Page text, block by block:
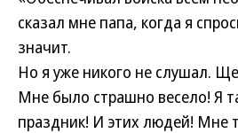
сказал мне папа, когда я
значит.
Но я уже никого не слушал.
Мне было страшно весело! Я
праздник! И этих людей! Мне